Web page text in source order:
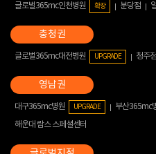
글로벌365mc인천병원 확장 분당점
글로벌365mc대전병원 UPGRADE 청주점
대구365mc병원 UPGRADE 부산365mc
해운대 람스 스페셜센터